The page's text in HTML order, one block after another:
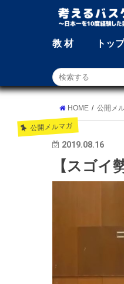
教 材 トッ
HOME 公開メ
公開メルマガ
2019.08.16
【スゴイ